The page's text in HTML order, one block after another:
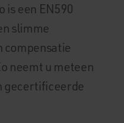
is een EN590
slimme
compensatie
neemt u meteen
gecertificeerde